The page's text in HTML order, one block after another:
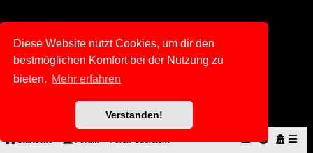
Diese Website nutzt Cookies, um dir den
bestmöglichen Komfort bei der Nutzung zu
bieten. Mehr erfahren
Verstanden!